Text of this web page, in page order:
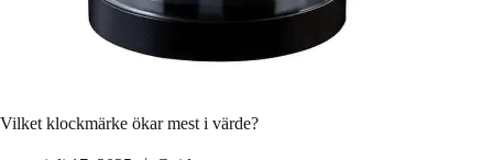
Vilket klockmärke ökar mest i värde?